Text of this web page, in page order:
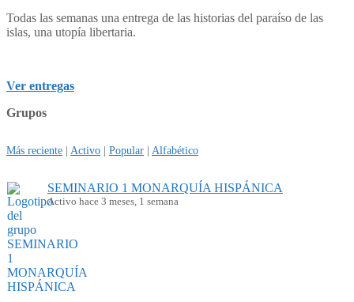
Todas las semanas una entrega de las historias del paraíso de las
islas, una utopía libertaria.
Ver entregas
Grupos
Más reciente | Activo | Popular | Alfabético
SEMINARIO 1 MONARQUÍA HISPÁNICA
Activo hace 3 meses, 1 semana